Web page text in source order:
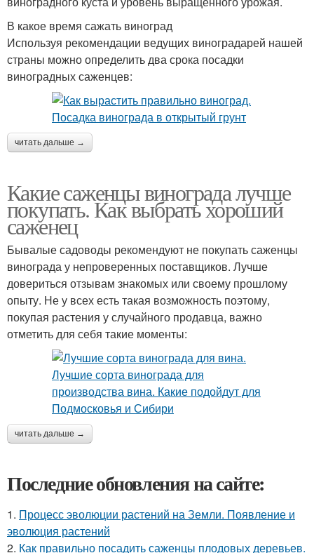
В какое время сажать виноград
Используя рекомендации ведущих виноградарей нашей
страны можно определить два срока посадки
виноградных саженцев:
читать дальше →
Какие саженцы винограда лучше
покупать. Как выбрать хороший
саженец
Бывалые садоводы рекомендуют не покупать саженцы
винограда у непроверенных поставщиков. Лучше
довериться отзывам знакомых или своему прошлому
опыту. Не у всех есть такая возможность поэтому,
покупая растения у случайного продавца, важно
отметить для себя такие моменты:
читать дальше →
Последние обновления на сайте:
1. Процесс эволюции растений на Земли. Появление и
эволюция растений
2. Как правильно посадить саженцы плодовых деревьев.